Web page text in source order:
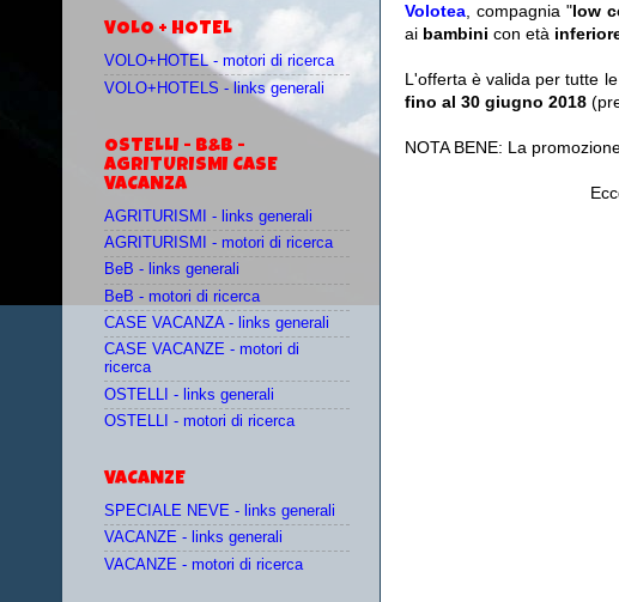
Volotea , compagnia "low
ai bambini con età
L'offerta è valida per tutte le
fino al 30 giugno 2018
NOTA BENE: La
VOLO + HOTEL
VOLO+HOTEL - motori di ricerca
VOLO+HOTELS - links generali
OSTELLI - B&B -
AGRITURISMI CASE
VACANZA
AGRITURISMI - links generali
AGRITURISMI - motori di ricerca
BeB - links generali
BeB - motori di ricerca
CASE VACANZA - links generali
CASE VACANZE - motori di
ricerca
OSTELLI - links generali
OSTELLI - motori di ricerca
VACANZE
SPECIALE NEVE - links generali
VACANZE - links generali
VACANZE - motori di ricerca